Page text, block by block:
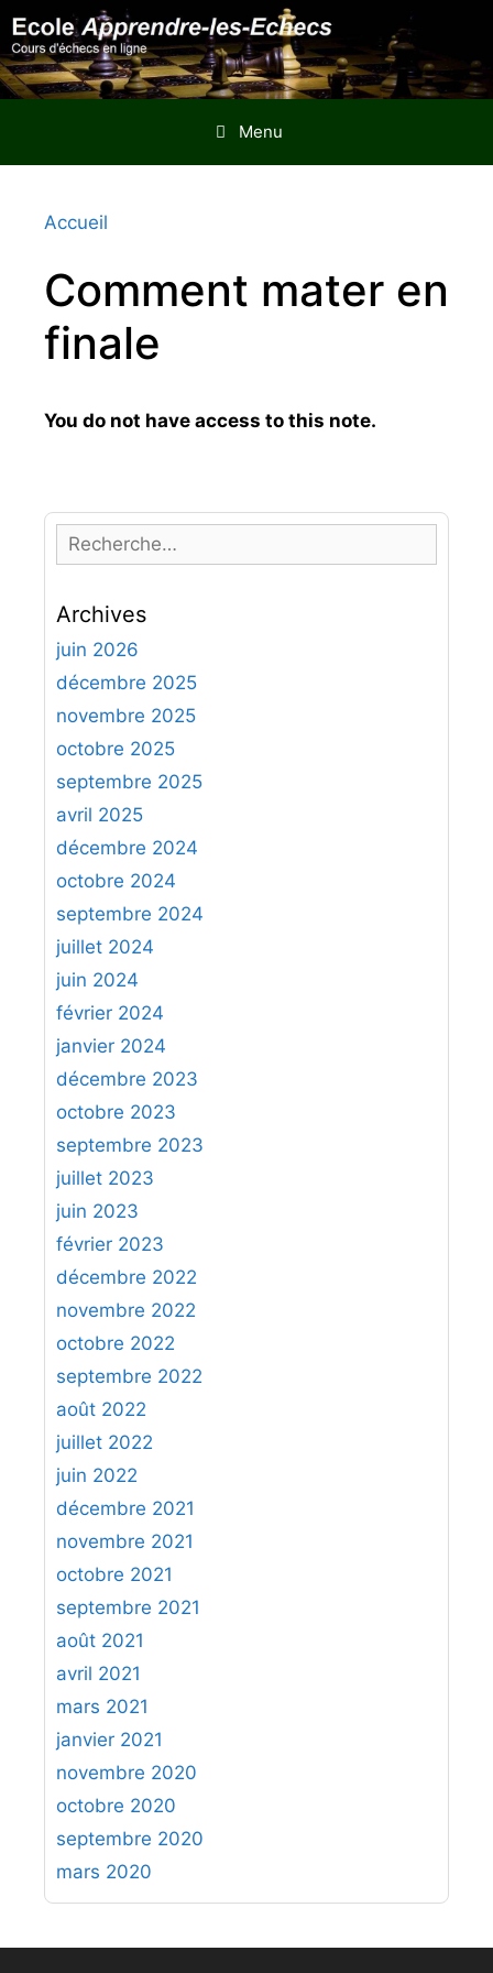
Aller
au
contenu
Menu
Accueil
Comment mater en
finale
You do not have access to this note.
e
h
e
r
h
e
r
:
Archives
juin 2026
décembre 2025
novembre 2025
octobre 2025
septembre 2025
avril 2025
décembre 2024
octobre 2024
septembre 2024
juillet 2024
juin 2024
février 2024
janvier 2024
décembre 2023
octobre 2023
septembre 2023
juillet 2023
juin 2023
février 2023
décembre 2022
novembre 2022
octobre 2022
septembre 2022
août 2022
juillet 2022
juin 2022
décembre 2021
novembre 2021
octobre 2021
septembre 2021
août 2021
avril 2021
mars 2021
janvier 2021
novembre 2020
octobre 2020
septembre 2020
mars 2020